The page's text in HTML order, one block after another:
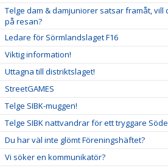
Telge dam & damjuniorer satsar framåt, vill
på resan?
Ledare för Sörmlandslaget F16
Viktig information!
Uttagna till distriktslaget!
StreetGAMES
Telge SIBK-muggen!
Telge SIBK nattvandrar för ett tryggare
Du har väl inte glömt Föreningshäftet?
Vi söker en kommunikatör?